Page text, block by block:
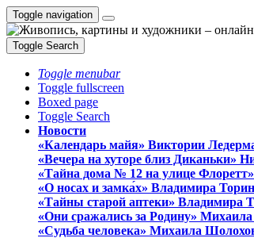
Toggle navigation
Toggle Search
Toggle menubar
Toggle fullscreen
Boxed page
Toggle Search
Новости
«Календарь майя» Виктории
«Вечера на хуторе близ Диканьки»
«Тайна дома № 12 на улице
«О носах и замка́х» Владимира
«Тайны старой аптеки» Владимира
«Они сражались за Родину»
«Судьба человека» Михаила